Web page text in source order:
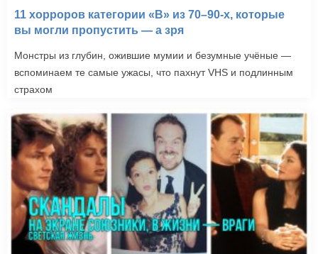
11 хорроров категории «B» из 70–90-х, которые
вы могли пропустить — а зря
Монстры из глубин, ожившие мумии и безумные учёные —
вспоминаем те самые ужасы, что пахнут VHS и подлинным
страхом